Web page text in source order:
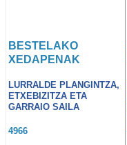
BESTELAKO
XEDAPENAK
LURRALDE PLANGINTZA,
ETXEBIZITZA ETA
GARRAIO SAILA
4966